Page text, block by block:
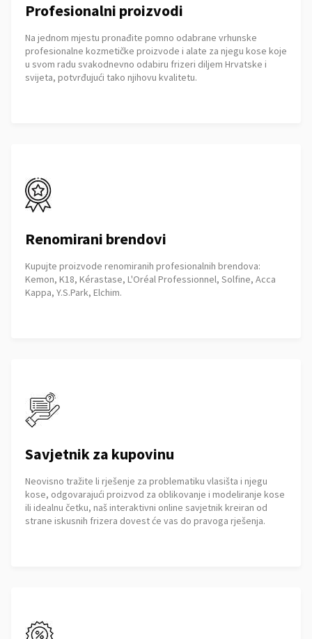
Profesionalni proizvodi
Na jednom mjestu pronađite pomno odabrane vrhunske
profesionalne kozmetičke proizvode i alate za njegu kose koje
u svom radu svakodnevno odabiru frizeri diljem Hrvatske i
svijeta, potvrđujući tako njihovu kvalitetu.
Renomirani brendovi
Kupujte proizvode renomiranih profesionalnih brendova:
Kemon, K18, Kérastase, L'Oréal Professionnel, Solfine, Acca
Kappa, Y.S.Park, Elchim.
Savjetnik za kupovinu
Neovisno tražite li rješenje za problematiku vlasišta i njegu
kose, odgovarajući proizvod za oblikovanje i modeliranje kose
ili idealnu četku, naš interaktivni online savjetnik kreiran od
strane iskusnih frizera dovest će vas do pravoga rješenja.